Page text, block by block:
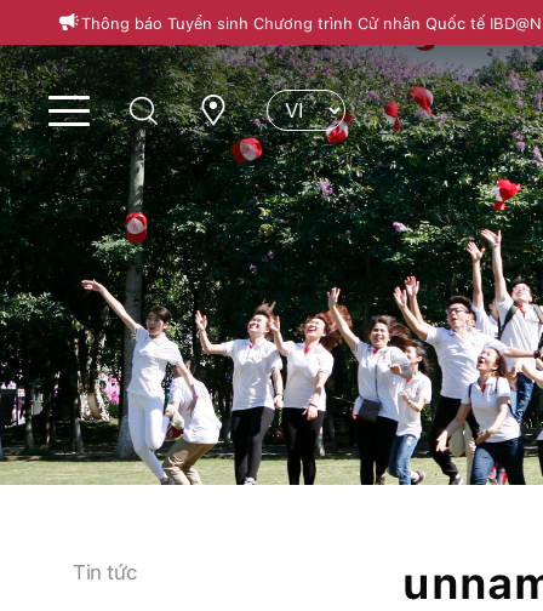
Thông báo Tuyển sinh Chương trình Cử nhân Quốc tế
Tin tức